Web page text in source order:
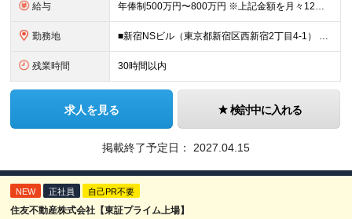
給与 年俸制500万円〜800万円 ※上記金額を月々12分割支給 ※前職年収、経験、実績を幅広く考慮して決定します。 ※上記年俸には固定残業代（月額約40時間分／9万8,800円～）が含まれます。残業がない
勤務地 ■新宿NSビル（東京都新宿区西新宿2丁目4-1） ※(変更の範囲)当社の管轄する全ての事業所の範囲において、勤務地の変更を命ずることがあります（転居を伴うものを含む。ただし配属先のDX推進部は東京に
残業時間 30時間以内
求人を見る 検討中に入れる
掲載終了予定日： 2027.04.15
NEW 正社員 自己PR不要
住友不動産株式会社【東証プライム上場】